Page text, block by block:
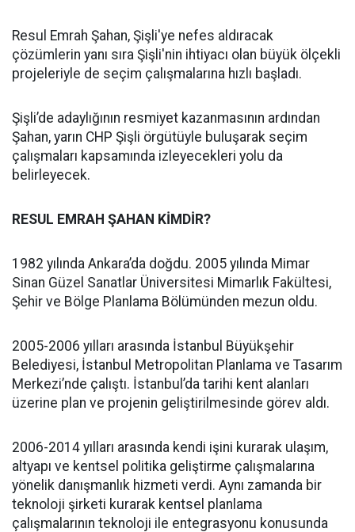
Resul Emrah Şahan, Şişli'ye nefes aldıracak
çözümlerin yanı sıra Şişli'nin ihtiyacı olan büyük ölçekli
projeleriyle de seçim çalışmalarına hızlı başladı.
Şişli’de adaylığının resmiyet kazanmasının ardından
Şahan, yarın CHP Şişli örgütüyle buluşarak seçim
çalışmaları kapsamında izleyecekleri yolu da
belirleyecek.
RESUL EMRAH ŞAHAN KİMDİR?
1982 yılında Ankara’da doğdu. 2005 yılında Mimar
Sinan Güzel Sanatlar Üniversitesi Mimarlık Fakültesi,
Şehir ve Bölge Planlama Bölümünden mezun oldu.
2005-2006 yılları arasında İstanbul Büyükşehir
Belediyesi, İstanbul Metropolitan Planlama ve Tasarım
Merkezi’nde çalıştı. İstanbul’da tarihi kent alanları
üzerine plan ve projenin geliştirilmesinde görev aldı.
2006-2014 yılları arasında kendi işini kurarak ulaşım,
altyapı ve kentsel politika geliştirme çalışmalarına
yönelik danışmanlık hizmeti verdi. Aynı zamanda bir
teknoloji şirketi kurarak kentsel planlama
çalışmalarının teknoloji ile entegrasyonu konusunda